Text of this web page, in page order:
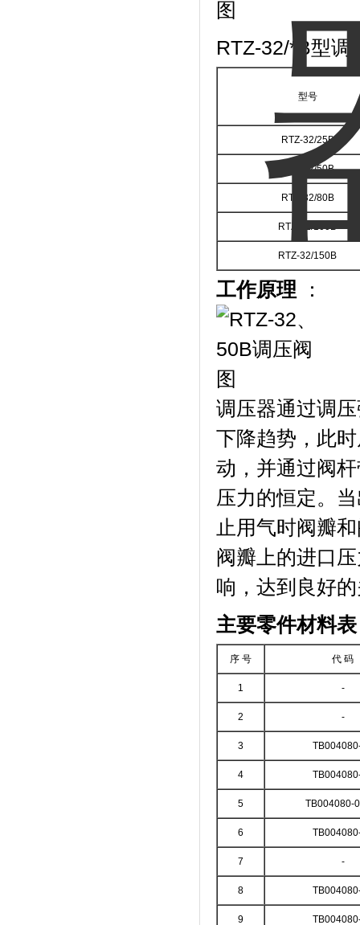
RTZ-32/*B型调
型号
RTZ-32/25B
RTZ-32/50B
RTZ-32/80B
RTZ-32/100B
RTZ-32/150B
工作原理 ：
调压器通过调
下降趋势，此
动，并通过阀
压力的恒定。
止用气时阀瓣
阀瓣上的进口
响，达到良好
主要零件材料
序 号 代 码
1 -
2 -
3
4
5 TB004080-
6
7 -
8
9